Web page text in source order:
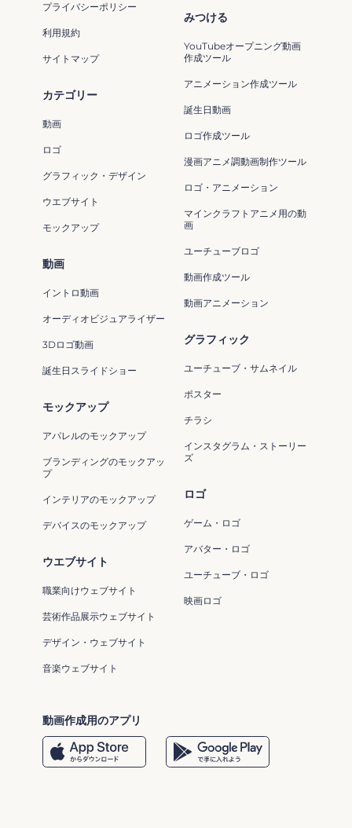
プライバシーポリシー
利用規約
サイトマップ
モックアップ
アパレルのモックアップ
ブランディングのモックアッ
プ
インテリアのモックアップ
デバイスのモックアップ
グラフィック
ユーチューブ・サムネイル
ポスター
チラシ
インスタグラム・ストーリー
ズ
カテゴリー
動画
ロゴ
グラフィック・デザイン
ウエブサイト
モックアップ
ロゴ
ゲーム・ロゴ
アバター・ロゴ
ユーチューブ・ロゴ
映画ロゴ
みつける
YouTubeオープニング動画
作成ツール
アニメーション作成ツール
誕生日動画
ロゴ作成ツール
漫画アニメ調動画制作ツール
ロゴ・アニメーション
マインクラフトアニメ用の動
画
ユーチューブロゴ
動画作成ツール
動画アニメーション
動画作成用のアプリ
動画
イントロ動画
オーディオビジュアライザー
3Dロゴ動画
誕生日スライドショー
ウエブサイト
職業向けウェブサイト
芸術作品展示ウェブサイト
デザイン・ウェブサイト
音楽ウェブサイト